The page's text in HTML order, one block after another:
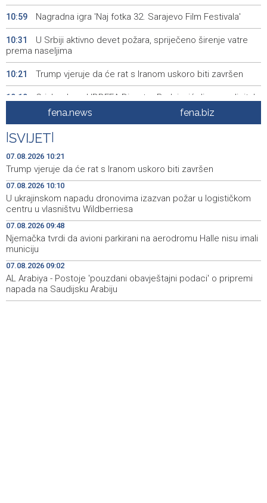
10:59 Nagradna igra 'Naj fotka 32. Sarajevo Film Festivala'
10:31
U Srbiji aktivno devet požara, spriječeno širenje vatre
prema naseljima
10:21 Trump vjeruje da će rat s Iranom uskoro biti završen
10:10
Crishock and IDDEEA Director Badnjević discuss digital
transformation and upcoming elections
10:10
U ukrajinskom napadu dronovima izazvan požar u
logističkom centru u vlasništvu Wildberriesa
10:02
Kajganić and Irish Ambassador discuss rule of law and
BiH's EU path
09:56
Wildfire near Konjic remains active as firefighters
defend homes
09:53
Juli donio rast turističkog prometa u KS - Više od 112
hiljada gostiju i 241 hiljada noćenja
09:48
Njemačka tvrdi da avioni parkirani na aerodromu Halle
nisu imali municiju
fena.news fena.biz
SVIJET
07.08.2026 10:21
Trump vjeruje da će rat s Iranom uskoro biti završen
07.08.2026 10:10
U ukrajinskom napadu dronovima izazvan požar u logističkom
centru u vlasništvu Wildberriesa
07.08.2026 09:48
Njemačka tvrdi da avioni parkirani na aerodromu Halle nisu imali
municiju
07.08.2026 09:02
AL Arabiya - Postoje 'pouzdani obavještajni podaci' o pripremi
napada na Saudijsku Arabiju